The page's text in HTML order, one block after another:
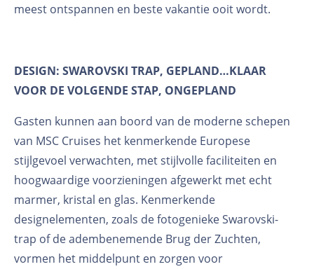
meest ontspannen en beste vakantie ooit wordt.
DESIGN: SWAROVSKI TRAP, GEPLAND…KLAAR
VOOR DE VOLGENDE STAP, ONGEPLAND
Gasten kunnen aan boord van de moderne schepen
van MSC Cruises het kenmerkende Europese
stijlgevoel verwachten, met stijlvolle faciliteiten en
hoogwaardige voorzieningen afgewerkt met echt
marmer, kristal en glas. Kenmerkende
designelementen, zoals de fotogenieke Swarovski-
trap of de adembenemende Brug der Zuchten,
vormen het middelpunt en zorgen voor